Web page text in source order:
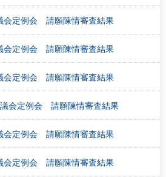
会定例会 請願陳情審査結果
会定例会 請願陳情審査結果
会定例会 請願陳情審査結果
会定例会 請願陳情審査結果
会定例会 請願陳情審査結果
会定例会 請願陳情審査結果